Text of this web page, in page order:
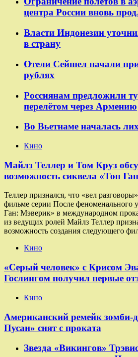
центра России вновь
Власти Индонезии
в страну
Отели Сейшел начали
рублях
Россиянам предложили
перелётом через Армению
Во Вьетнаме началась
Кино
Майлз Теллер и Том Круз
возможность сиквела «Топ
Теллер признался, что «вел
фильме серии После феноменального
Ган: Мэверик» в международном
из ведущих ролей Майлз Теллер
возможность создания следующего
Кино
«Серый человек» с Крисом
Гослингом получил первые
Кино
Американский ремейк зомби-
Пусан» снят с проката
Звезда «Викингов»